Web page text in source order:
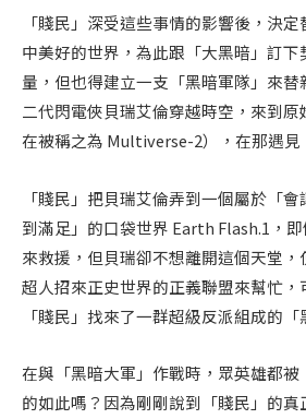
「賤民」深受這些事情的影響後，決
中美好的世界，為此跟「大黑暗」訂
量，但也得建立一支「黑暗軍隊」來
二代閃電俠貝瑞艾倫穿越時空，來到
在被稱之為 Multiverse-2），在那遇見
「賤民」把貝瑞艾倫弄到一個屬於「
到滿足」的口袋世界 Earth Flash.1，
來救援，但貝瑞卻不想離開這個天堂，
超人招來正史世界的正義聯盟來幫忙
「賤民」找來了一群超級反派組成的「
在與「黑暗大軍」作戰時，眾英雄都
的如此嗎？因為剛剛說到「賤民」的